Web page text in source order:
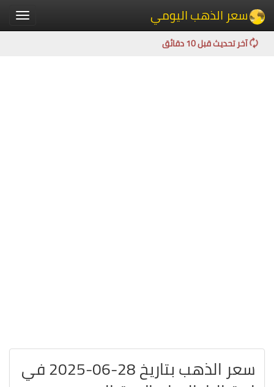
Toggle سعر الذهب اليومي
آخر تحديث قبل 10 دقائق
سعر الذهب بتاريخ 28-06-2025 في